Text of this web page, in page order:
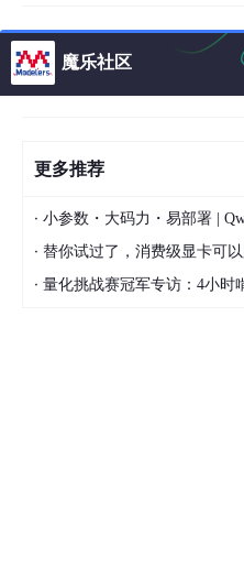
魔乐社区
更多推荐
· 小参数・大码力・易部署 | Qwen3.6-
· 替你试过了，消费级显卡可以跑的开源文
· 量化挑战赛冠军专访：4小时啃